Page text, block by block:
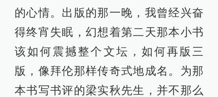
的心情。出版的那一晚，我曾经兴奋
得终宵失眠，幻想着第二天那本小书
该如何震撼整个文坛，如何再版三
版，像拜伦那样传奇式地成名。为那
本书写书评的梁实秋先生，并不那么